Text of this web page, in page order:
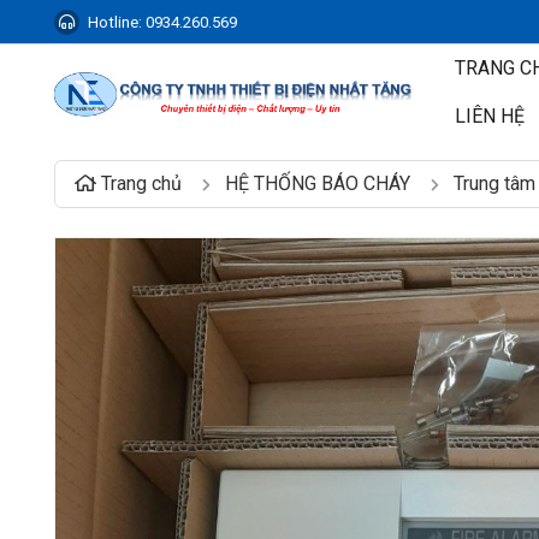
Hotline: 0934.260.569
TRANG
LIÊN HỆ
Trang chủ HỆ THỐNG BÁO CHÁY Trung